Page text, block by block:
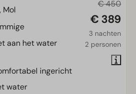
€ 450
€ 389
3 nachten
2 personen
Mol
aan het water
ingericht
water